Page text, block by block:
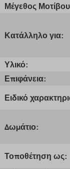
Μέγεθος
Κατάλληλο για:
Υλικό:
Επιφάνεια:
Ειδικό
Δωμάτιο:
Τοποθέτηση ως: